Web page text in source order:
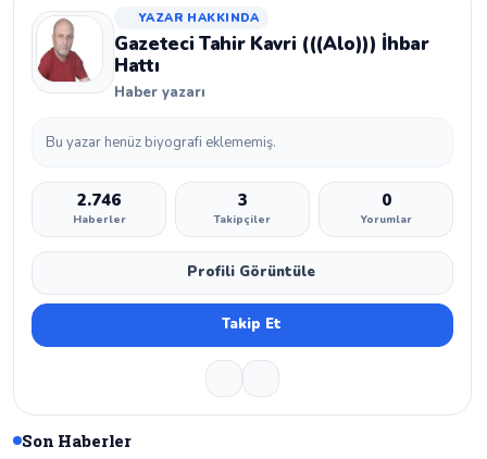
YAZAR HAKKINDA
Gazeteci Tahir Kavri (((Alo))) İhbar
Hattı
Haber yazarı
Bu yazar henüz biyografi eklememiş.
2.746
Haberler
3
Takipçiler
0
Yorumlar
Profili Görüntüle
Takip Et
Son Haberler